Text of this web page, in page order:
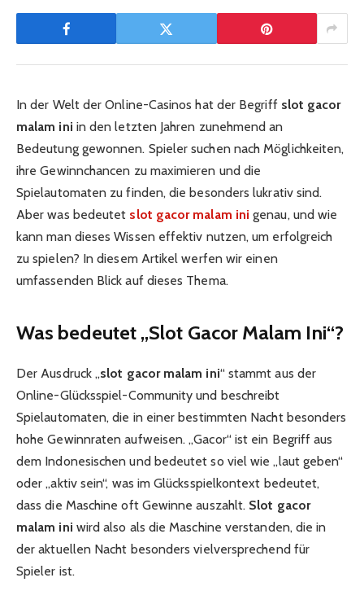
In der Welt der Online-Casinos hat der Begriff slot gacor
malam ini in den letzten Jahren zunehmend an
Bedeutung gewonnen. Spieler suchen nach Möglichkeiten,
ihre Gewinnchancen zu maximieren und die
Spielautomaten zu finden, die besonders lukrativ sind.
Aber was bedeutet slot gacor malam ini genau, und wie
kann man dieses Wissen effektiv nutzen, um erfolgreich
zu spielen? In diesem Artikel werfen wir einen
umfassenden Blick auf dieses Thema.
Was bedeutet „Slot Gacor Malam Ini“?
Der Ausdruck „slot gacor malam ini“ stammt aus der
Online-Glücksspiel-Community und beschreibt
Spielautomaten, die in einer bestimmten Nacht besonders
hohe Gewinnraten aufweisen. „Gacor“ ist ein Begriff aus
dem Indonesischen und bedeutet so viel wie „laut geben“
oder „aktiv sein“, was im Glücksspielkontext bedeutet,
dass die Maschine oft Gewinne auszahlt. Slot gacor
malam ini wird also als die Maschine verstanden, die in
der aktuellen Nacht besonders vielversprechend für
Spieler ist.